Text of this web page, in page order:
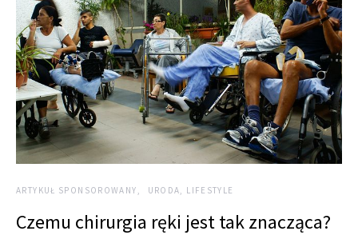
ARTYKUŁ SPONSOROWANY URODA, LIFESTYLE
Czemu chirurgia ręki jest tak znacząca?